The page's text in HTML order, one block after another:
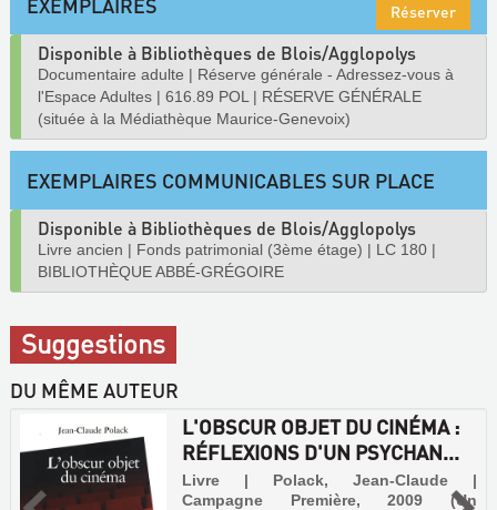
Réserver
Disponible à Bibliothèques de Blois/Agglopolys
Documentaire adulte | Réserve générale - Adressez-vous à
l'Espace Adultes | 616.89 POL | RÉSERVE GÉNÉRALE
(située à la Médiathèque Maurice-Genevoix)
EXEMPLAIRES COMMUNICABLES SUR PLACE
Disponible à Bibliothèques de Blois/Agglopolys
Livre ancien | Fonds patrimonial (3ème étage) | LC 180 |
BIBLIOTHÈQUE ABBÉ-GRÉGOIRE
Suggestions
DU MÊME AUTEUR
L'OBSCUR OBJET DU CINÉMA :
RÉFLEXIONS D'UN PSYCHAN...
Livre | Polack, Jean-Claude |
Campagne Première, 2009 (Un